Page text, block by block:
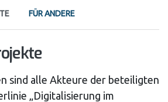
FÜR ANDERE
sind alle Akteure der beteiligten
„Digitalisierung im